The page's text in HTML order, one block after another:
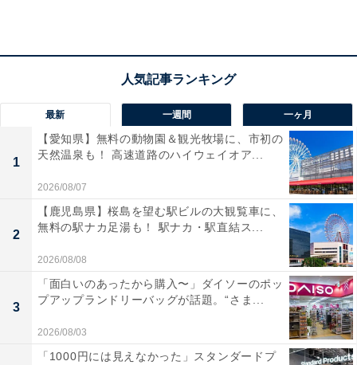
り車で30分／東海環状自動車道：せと品野IC、土岐南多
治見ICより車で20分
料金
大人1名（参考価格）：17,050円
※料金は公式Webサイト参考価格
※プラン・部屋により価格は変動します
チェックイン・チェックアウト
チェックイン：15:00 （最終チェックイン：19:00）
※プランにより時間が異なる可能性があります
最新 一週間 一ヶ月
1
【愛知県】無料の動物園＆観光牧場に、市初の
天然温泉も！ 高速道路のハイウェイオア...
2026/08/07
2
【鹿児島県】桜島を望む駅ビルの大観覧車に、
無料の駅ナカ足湯も！ 駅ナカ・駅直結ス...
2026/08/08
3
「面白いのあったから購入〜」ダイソーのポッ
プアップランドリーバッグが話題。“さま...
2026/08/03
「1000円には見えなかった」スタンダードプ